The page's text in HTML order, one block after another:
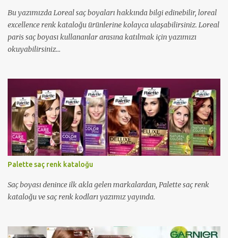
Bu yazımızda Loreal saç boyaları hakkında bilgi edinebilir, loreal
excellence renk kataloğu ürünlerine kolayca ulaşabilirsiniz. Loreal
paris saç boyası kullananlar arasına katılmak için yazımızı
okuyabilirsiniz...
Palette saç renk kataloğu
Saç boyası denince ilk akla gelen markalardan, Palette saç renk
kataloğu ve saç renk kodları yazımız yayında.